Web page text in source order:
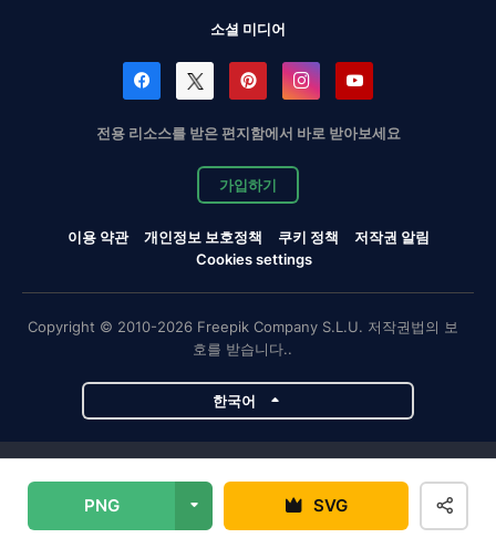
PNG SVG
소셜 미디어
전용 리소스를 받은 편지함에서 바로 받아보세요
가입하기
이용 약관 개인정보 보호정책 쿠키 정책
저작권 알림
Cookies settings
Copyright © 2010-2026 Freepik Company S.L.U. 저작권법의 보
호를 받습니다..
한국어